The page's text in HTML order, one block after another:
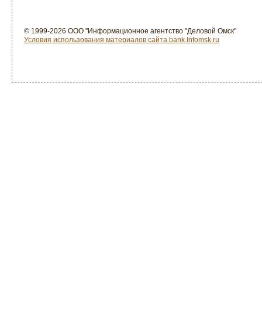
© 1999-2026 ООО "Информационное агентство "Деловой Омск"
Условия использования материалов сайта bank.Infomsk.ru